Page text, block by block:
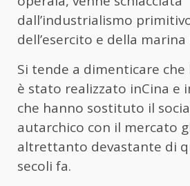
dall’industrialismo
dell’esercito e della
Si tende a dimenticare che
è stato realizzato inCina e
che hanno sostituto il
autarchico con il mercato
altrettanto devastante di
secoli fa.